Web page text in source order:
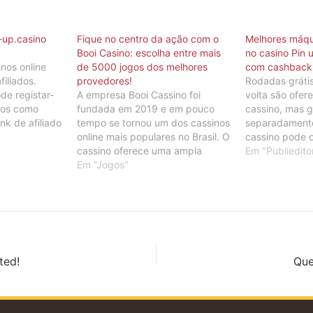
up.casino
online
registar-
como
de afiliado
Fique no centro da ação com o
Booi Casino: escolha entre mais
de 5000 jogos dos melhores
provedores!
A empresa Booi Cassino foi
fundada em 2019 e em pouco
tempo se tornou um dos cassinos
online mais populares no Brasil. O
cassino oferece uma ampla
seleção de jogos dos principais
Em "Jogos"
Melhores
no casino Pin
com cashback
Rodadas
volta são
cassino, mas
cassino pode
Rodadas
Em